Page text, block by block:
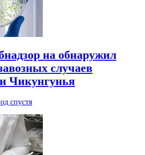
на обнаружил
случаев
Чикунгунья
спустя